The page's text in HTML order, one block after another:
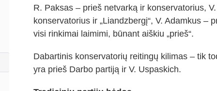
R. Paksas – prieš netvarką ir konservatorius,
konservatorius ir „Liandzbergį“, V. Adamkus –
visi rinkimai laimimi, būnant aiškiu „prieš“.
Dabartinis konservatorių reitingų kilimas – tik
yra prieš Darbo partiją ir V. Uspaskich.